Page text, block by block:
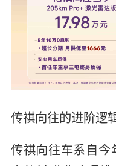
传祺向往的进阶逻
传祺向往车系自今